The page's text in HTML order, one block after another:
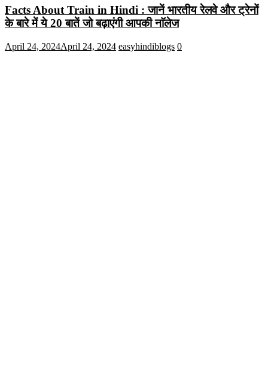
Facts About Train in Hindi : जानें भारतीय रेलवे और ट्रेनों
के बारे में ये 20 बातें जो बढ़ाएंगी आपकी नाॅलेज
April 24, 2024April 24, 2024 easyhindiblogs 0